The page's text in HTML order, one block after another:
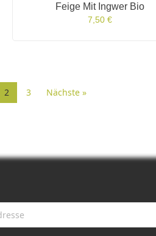
Feige Mit Ingwer Bio
7,50 €
2 3 Nächste »